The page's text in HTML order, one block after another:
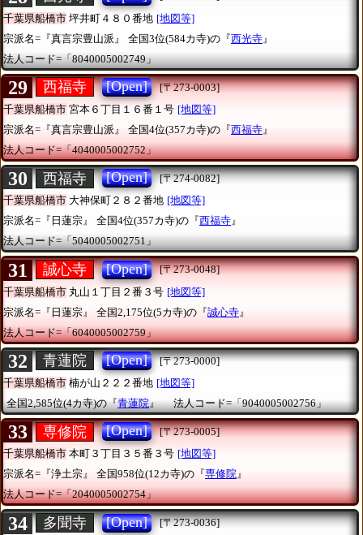
千葉県船橋市 坪井町４８０番地 [地図等]
宗派名=『真言宗豊山派』
全国3位(584カ寺)の『西光寺 』
法人コード=「8040005002749」
29 西福寺 [Open]
[〒273-0003]
千葉県船橋市 宮本６丁目１６番１号 [地図等]
宗派名=『真言宗豊山派』
全国4位(357カ寺)の『西福寺 』
法人コード=「4040005002752」
30 西福寺 [Open]
[〒274-0082]
千葉県船橋市 大神保町２８２番地 [地図等]
宗派名=『日蓮宗』
全国4位(357カ寺)の『西福寺』
法人コード=「5040005002751」
31 誠心寺 [Open]
[〒273-0048]
千葉県船橋市 丸山１丁目２番３号 [地図等]
宗派名=『日蓮宗』
全国2,175位(5カ寺)の『誠心寺 』
法人コード=「6040005002759」
32 青蓮院 [Open]
[〒273-0000]
千葉県船橋市 楠が山２２２番地 [地図等]
全国2,585位(4カ寺)の『青蓮院』 法人コード=「9040005002756」
33 専修院 [Open]
[〒273-0005]
千葉県船橋市 本町３丁目３５番３号 [地図等]
宗派名=『浄土宗』
全国958位(12カ寺)の『専修院』
法人コード=「2040005002754」
34 多聞寺 [Open]
[〒273-0036]